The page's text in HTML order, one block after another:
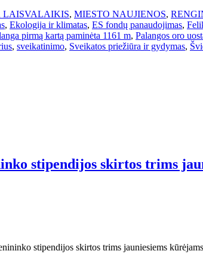
LAISVALAIKIS, MIESTO NAUJIENOS,
, Ekologija ir klimatas, ES fondų panaudojimas,
pirmą kartą paminėta 1161 m, Palangos oro
, sveikatinimo, Sveikatos priežiūra ir gydymas,
stipendijos skirtos trims
stipendijos skirtos trims jauniesiems